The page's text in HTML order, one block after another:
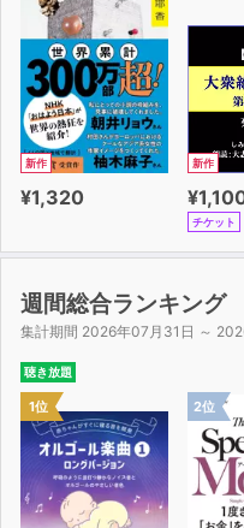
妄想上昇モデル 秋元康の
結末省略モデル 江戸小噺
同意先行モデル 高田明の
倒叙ミステリーモデル さ
フォロー先行モデル こん
主張進化モデル 齋藤孝の
譲歩逆説モデル 塩谷舞の
擬人化代弁モデル 武田砂
重ね合わせモデル 山極寿
永世中立モデル 岸政彦の
段階的説明モデル 瀧本哲
CHAPTER4
バズる言葉選び
片仮名強調モデル 俵万智
新作
¥1,320
新作
チケット
週間総合ランキング
集計期間 2026年07月31日 ～
聴き放題
1位 2位